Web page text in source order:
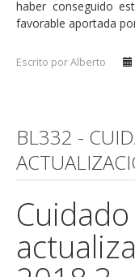
haber conseguido
favorable aportada
Escrito por Alberto
BL332 -